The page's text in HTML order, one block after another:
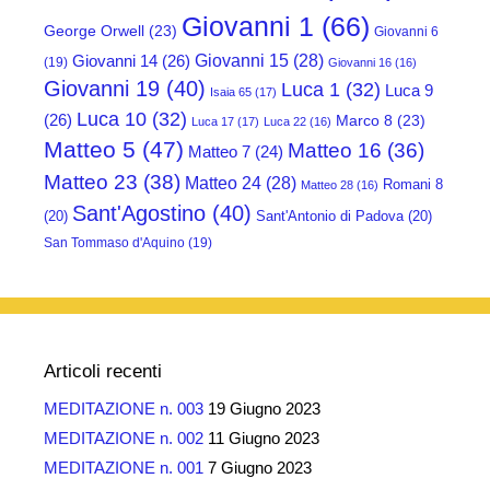
George Orwell (23) Giovanni 1 (66) Giovanni 6
(19) Giovanni 14 (26) Giovanni 15 (28) Giovanni 16 (16)
Giovanni 19 (40) Isaia 65 (17) Luca 1 (32) Luca 9
(26) Luca 10 (32) Luca 17 (17) Luca 22 (16) Marco 8 (23)
Matteo 5 (47) Matteo 7 (24) Matteo 16 (36)
Matteo 23 (38) Matteo 24 (28) Matteo 28 (16) Romani 8
(20) Sant'Agostino (40) Sant'Antonio di Padova(20)
San Tommaso d'Aquino (19)
Articoli recenti
MEDITAZIONE n. 003 19 Giugno 2023
MEDITAZIONE n. 002 11 Giugno 2023
MEDITAZIONE n. 001 7 Giugno 2023